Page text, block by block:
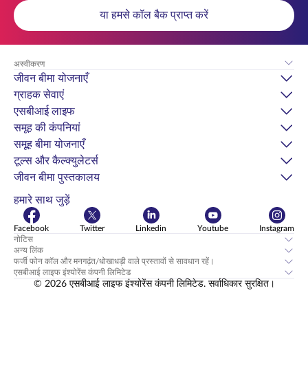
या हमसे कॉल बैक प्राप्त करें
अस्वीकरण
जीवन बीमा योजनाएँ
ग्राहक सेवाएं
एसबीआई लाइफ
समूह की कंपनियां
समूह बीमा योजनाएँ
टूल्स और कैल्क्युलेटर्स
जीवन बीमा पुस्तकालय
हमारे साथ जुड़ें
Facebook Twitter Linkedin Youtube
Instagram
नोटिस
अन्य लिंक
फर्जी फोन कॉल और मनगढ़ंत/धोखाधड़ी वाले प्रस्तावों से सावधान रहें।
एसबीआई लाइफ इंश्योरेंस कंपनी लिमिटेड
© 2026 एसबीआई लाइफ इंश्योरेंस कंपनी लिमिटेड. सर्वाधिकार सुरक्षित।